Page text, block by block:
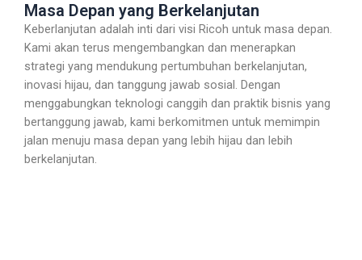
Masa Depan yang Berkelanjutan
Keberlanjutan adalah inti dari visi Ricoh untuk masa depan.
Kami akan terus mengembangkan dan menerapkan
strategi yang mendukung pertumbuhan berkelanjutan,
inovasi hijau, dan tanggung jawab sosial. Dengan
menggabungkan teknologi canggih dan praktik bisnis yang
bertanggung jawab, kami berkomitmen untuk memimpin
jalan menuju masa depan yang lebih hijau dan lebih
berkelanjutan.